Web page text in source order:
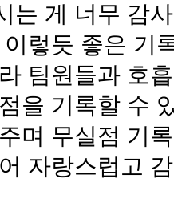
는 게 너무 감
이렇듯 좋은 기
팀원들과 호
을 기록할 수
며 무실점 기
자랑스럽고